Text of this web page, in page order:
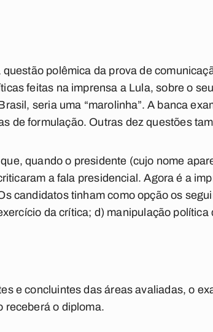
polêmica da prova de
feitas na imprensa a Lula, sobre o
seria uma “marolinha”. A banca
de formulação. Outras dez questões
quando o presidente (cujo nome
a fala presidencial. Agora é a
candidatos tinham como opção os
da crítica; d) manipulação
e concluintes das áreas avaliadas, o
receberá o diploma.